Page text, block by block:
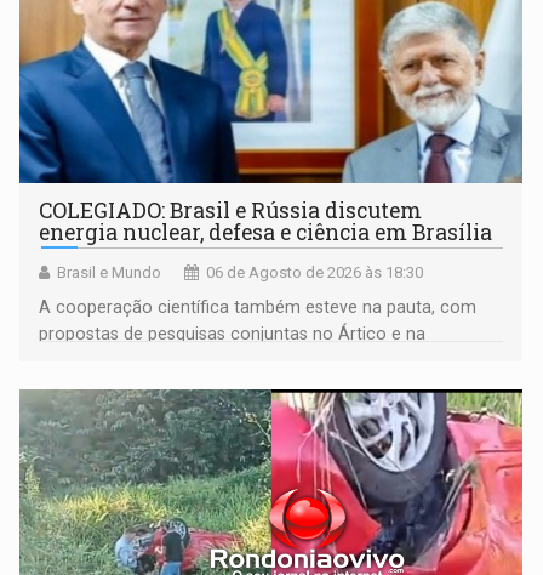
COLEGIADO: Brasil e Rússia discutem
energia nuclear, defesa e ciência em Brasília
Brasil e Mundo 06 de Agosto de 2026 às 18:30
A cooperação científica também esteve na pauta, com
propostas de pesquisas conjuntas no Ártico e na